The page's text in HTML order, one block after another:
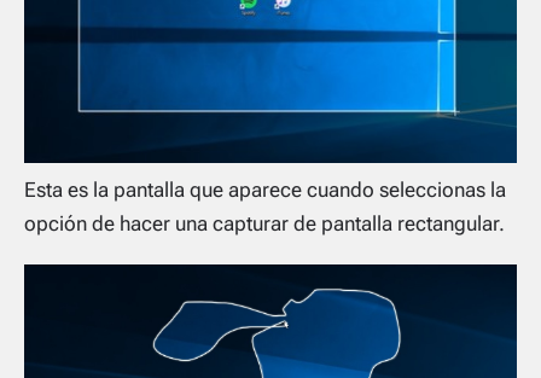
Esta es la pantalla que aparece cuando seleccionas la
opción de hacer una capturar de pantalla rectangular.